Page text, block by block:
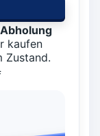
kaufen
Zustand.